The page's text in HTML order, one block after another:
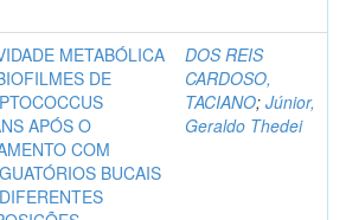
METABÓLICA
DE
APÓS O
COM
BUCAIS
DOS REIS
CARDOSO,
TACIANO; Júnior,
Geraldo Thedei